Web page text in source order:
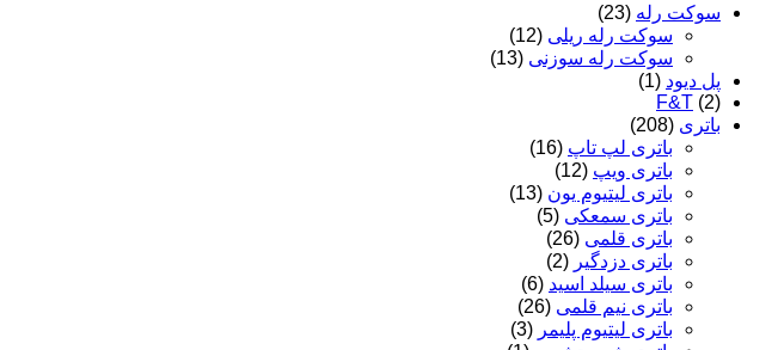
سوکت رله (23)
سوکت رله ریلی (12)
سوکت رله سوزنی (13)
پل دیود (1)
F&T (2)
باتری (208)
باتری لپ تاپ (16)
باتری ویپ (12)
باتری لیتیوم یون (13)
باتری سمعکی (5)
باتری قلمی (26)
باتری دزدگیر (2)
باتری سیلد اسید (6)
باتری نیم قلمی (26)
باتری لیتیوم پلیمر (3)